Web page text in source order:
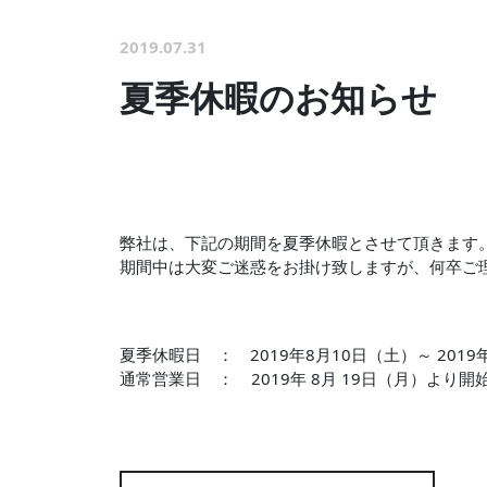
2019.07.31
夏季休暇のお知らせ
弊社は、下記の期間を夏季休暇とさせて頂きます。
期間中は大変ご迷惑をお掛け致しますが、何卒ご
夏季休暇日 ： 2019年8月10日（土）～ 2019年
通常営業日 ： 2019年 8月 19日（月）より開